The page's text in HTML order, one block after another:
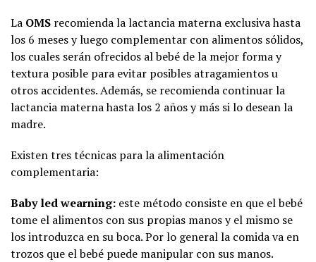
La OMS recomienda la lactancia materna exclusiva hasta
los 6 meses y luego complementar con alimentos sólidos,
los cuales serán ofrecidos al bebé de la mejor forma y
textura posible para evitar posibles atragamientos u
otros accidentes. Además, se recomienda continuar la
lactancia materna hasta los 2 años y más si lo desean la
madre.
Existen tres técnicas para la alimentación
complementaria:
Baby led wearning: este método consiste en que el bebé
tome el alimentos con sus propias manos y el mismo se
los introduzca en su boca. Por lo general la comida va en
trozos que el bebé puede manipular con sus manos.